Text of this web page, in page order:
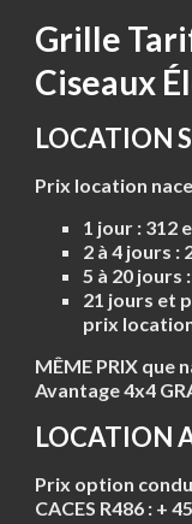
Grille
Ciseaux
LOCATION
Prix location
1 jour : 312
2 à 4 jours :
5 à 20 jours :
21 jours et
prix
MÊME PRIX que
Avantage 4x4
LOCATION
Prix option
CACES R486 : +